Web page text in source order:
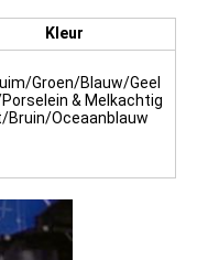
Kleur
Groen/Blauw/Geel
& Melkachtig
Bruin/Oceaanblauw